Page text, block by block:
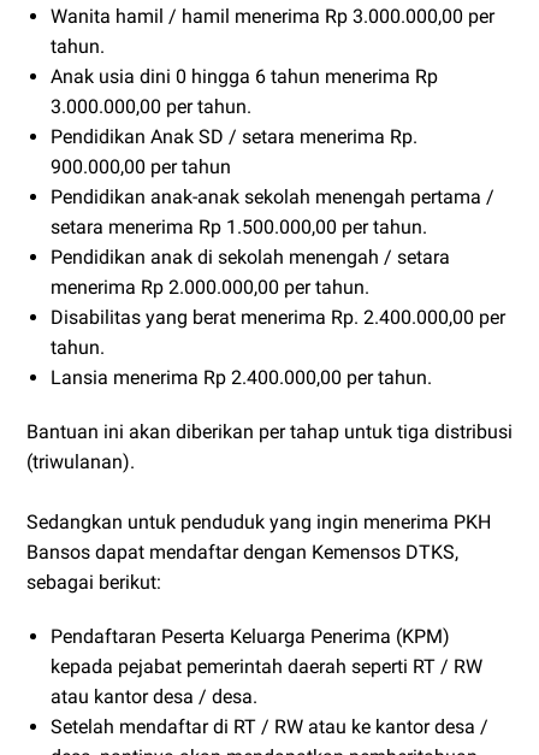
Wanita hamil / hamil menerima Rp 3.000.000,00 per
tahun.
Anak usia dini 0 hingga 6 tahun menerima Rp
3.000.000,00 per tahun.
Pendidikan Anak SD / setara menerima Rp.
900.000,00 per tahun
Pendidikan anak-anak sekolah menengah pertama /
setara menerima Rp 1.500.000,00 per tahun.
Pendidikan anak di sekolah menengah / setara
menerima Rp 2.000.000,00 per tahun.
Disabilitas yang berat menerima Rp. 2.400.000,00 per
tahun.
Lansia menerima Rp 2.400.000,00 per tahun.
Bantuan ini akan diberikan per tahap untuk tiga distribusi
(triwulanan).
Sedangkan untuk penduduk yang ingin menerima PKH
Bansos dapat mendaftar dengan Kemensos DTKS,
sebagai berikut:
Pendaftaran Peserta Keluarga Penerima (KPM)
kepada pejabat pemerintah daerah seperti RT / RW
atau kantor desa / desa.
Setelah mendaftar di RT / RW atau ke kantor desa /